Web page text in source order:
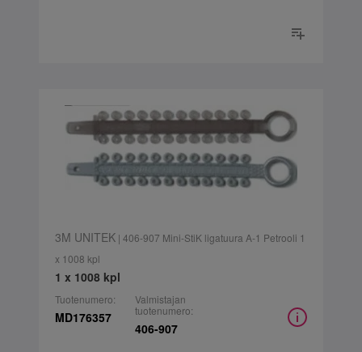
3M UNITEK| 406-907 Mini-StiK ligatuura A-1 Petrooli 1
x 1008 kpl
1 x 1008 kpl
Tuotenumero:
MD176357
Valmistajan
tuotenumero:
406-907